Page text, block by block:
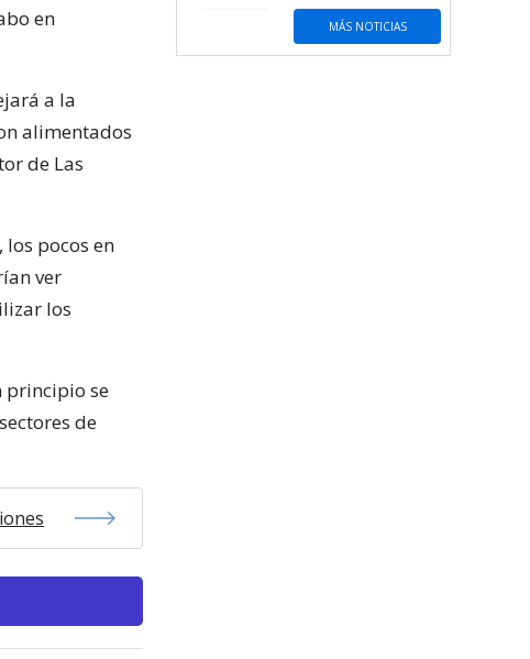
en
a la
alimentados
de Las
pocos en
ver
los
principio se
de
MÁS NOTICIAS